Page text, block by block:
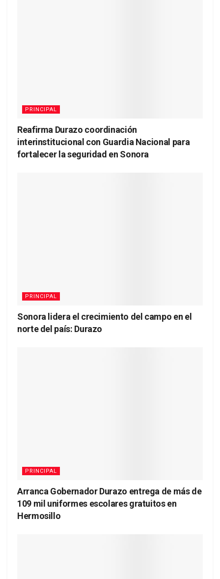
PRINCIPAL
Reafirma Durazo coordinación
interinstitucional con Guardia Nacional para
fortalecer la seguridad en Sonora
PRINCIPAL
Sonora lidera el crecimiento del campo en el
norte del país: Durazo
PRINCIPAL
Arranca Gobernador Durazo entrega de más de
109 mil uniformes escolares gratuitos en
Hermosillo